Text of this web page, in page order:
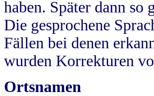
haben. Später dann
Die gesprochene
Fällen bei denen
wurden Korrekturen
Ortsnamen